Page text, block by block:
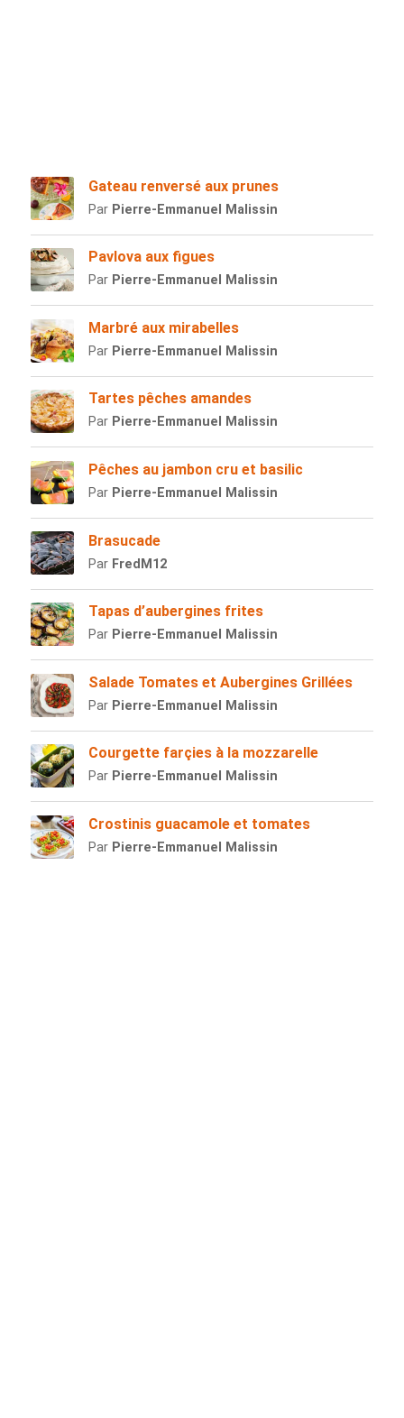
Gateau renversé aux prunes
Par Pierre-Emmanuel Malissin
Pavlova aux figues
Par Pierre-Emmanuel Malissin
Marbré aux mirabelles
Par Pierre-Emmanuel Malissin
Tartes pêches amandes
Par Pierre-Emmanuel Malissin
Pêches au jambon cru et basilic
Par Pierre-Emmanuel Malissin
Brasucade
Par FredM12
Tapas d’aubergines frites
Par Pierre-Emmanuel Malissin
Salade Tomates et Aubergines Grillées
Par Pierre-Emmanuel Malissin
Courgette farçies à la mozzarelle
Par Pierre-Emmanuel Malissin
Crostinis guacamole et tomates
Par Pierre-Emmanuel Malissin